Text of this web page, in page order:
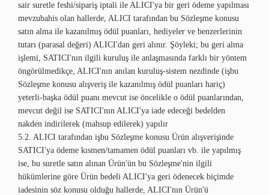
sair suretle feshi/sipariş iptali ile ALICI'ya bir geri ödeme yapılması
mevzubahis olan hallerde, ALICI tarafından bu Sözleşme konusu
satın alma ile kazanılmış ödül puanları, hediyeler ve benzerlerinin
tutarı (parasal değeri) ALICI'dan geri alınır. Şöyleki; bu geri alma
işlemi, SATICI'nın ilgili kuruluş ile anlaşmasında farklı bir yöntem
öngörülmedikçe, ALICI'nın anılan kuruluş-sistem nezdinde (işbu
Sözleşme konusu alışveriş ile kazanılmış ödül puanları hariç)
yeterli-başka ödül puanı mevcut ise öncelikle o ödül puanlarından,
mevcut değil ise SATICI'nın ALICI'ya iade edeceği bedelden
nakden indirilerek (mahsup edilerek) yapılır
5.2. ALICI tarafından işbu Sözleşme konusu Ürün alışverişinde
SATICI'ya ödeme kısmen/tamamen ödül puanları vb. ile yapılmış
ise, bu suretle satın alınan Ürün'ün bu Sözleşme'nin ilgili
hükümlerine göre Ürün bedeli ALICI'ya geri ödenecek biçimde
iadesinin söz konusu olduğu hallerde, ALICI'nın Ürün'ü